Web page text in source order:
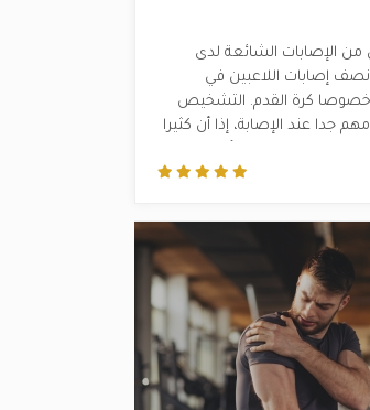
من الإصابات الشائعة لدى
نصف إصابات اللاعبين في
خصوصا كرة القدم. التشخيص
جدا عند الإصابة، إذا أن كثيرا
مزمنة في الكاحل تستمر